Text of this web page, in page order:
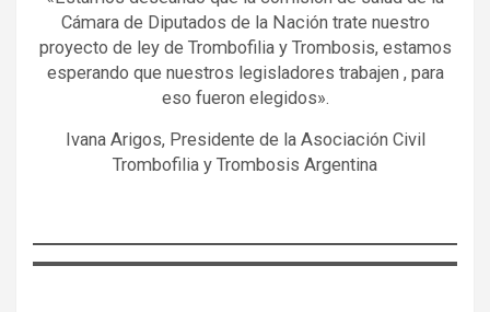
Cámara de Diputados de la Nación trate nuestro
proyecto de ley de Trombofilia y Trombosis, estamos
esperando que nuestros legisladores trabajen , para
eso fueron elegidos».
Ivana Arigos, Presidente de la Asociación Civil
Trombofilia y Trombosis Argentina